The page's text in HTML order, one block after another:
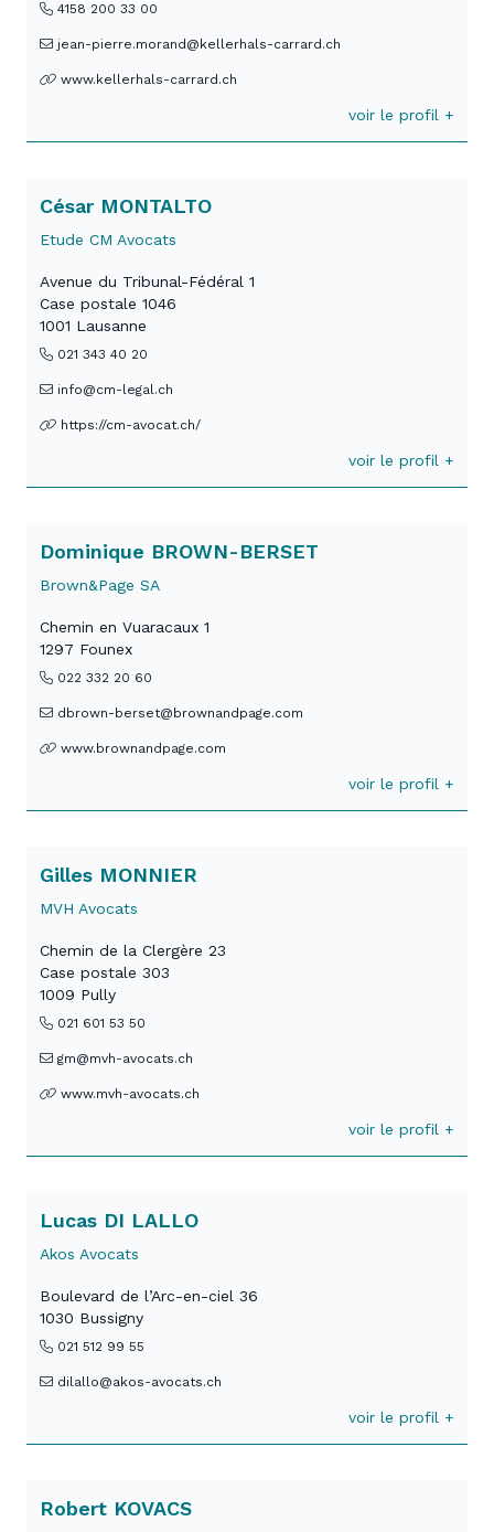
4158 200 33 00
jean-pierre.morand@kellerhals-carrard.ch
www.kellerhals-carrard.ch
voir le profil +
César MONTALTO
Etude CM Avocats
Avenue du Tribunal-Fédéral 1
Case postale 1046
1001 Lausanne
021 343 40 20
info@cm-legal.ch
https://cm-avocat.ch/
voir le profil +
Dominique BROWN-BERSET
Brown&Page SA
Chemin en Vuaracaux 1
1297 Founex
022 332 20 60
dbrown-berset@brownandpage.com
www.brownandpage.com
voir le profil +
Gilles MONNIER
MVH Avocats
Chemin de la Clergère 23
Case postale 303
1009 Pully
021 601 53 50
gm@mvh-avocats.ch
www.mvh-avocats.ch
voir le profil +
Lucas DI LALLO
Akos Avocats
Boulevard de l’Arc-en-ciel 36
1030 Bussigny
021 512 99 55
dilallo@akos-avocats.ch
voir le profil +
Robert KOVACS